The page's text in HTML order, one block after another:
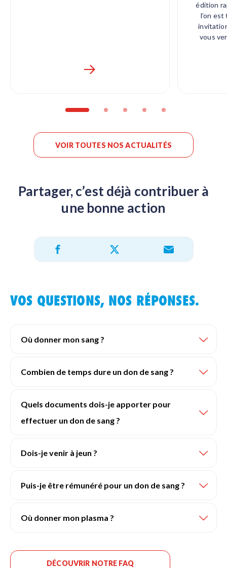
édition
l’on
vous
VOIR TOUTES NOS ACTUALITÉS
Partager, c’est déjà contribuer à
une bonne action
Partager sur FacebookPartager sur X Partager par e-mail
VOS QUESTIONS, NOS RÉPONSES.
Où donner mon sang ?
Combien de temps dure un don de sang ?
Quels documents dois-je apporter pour
effectuer un don de sang ?
Dois-je venir à jeun ?
Puis-je être rémunéré pour un don de sang ?
Où donner mon plasma ?
DÉCOUVRIR NOTRE FAQ